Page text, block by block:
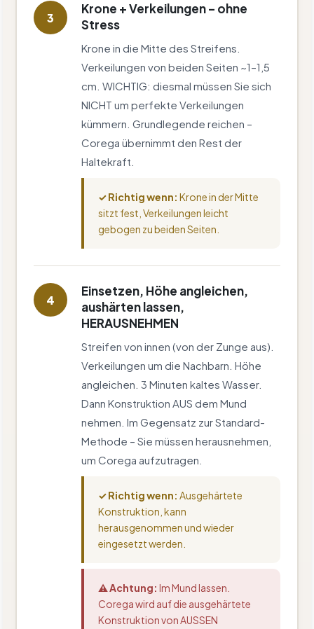
3
Krone + Verkeilungen – ohne
Stress
Krone in die Mitte des Streifens.
Verkeilungen von beiden Seiten ~1–1,5
cm. WICHTIG: diesmal müssen Sie sich
NICHT um perfekte Verkeilungen
kümmern. Grundlegende reichen –
Corega übernimmt den Rest der
Haltekraft.
✓ Richtig wenn: Krone in der Mitte
sitzt fest, Verkeilungen leicht
gebogen zu beiden Seiten.
4
Einsetzen, Höhe angleichen,
aushärten lassen,
HERAUSNEHMEN
Streifen von innen (von der Zunge aus).
Verkeilungen um die Nachbarn. Höhe
angleichen. 3 Minuten kaltes Wasser.
Dann Konstruktion AUS dem Mund
nehmen. Im Gegensatz zur Standard-
Methode – Sie müssen herausnehmen,
um Corega aufzutragen.
✓ Richtig wenn: Ausgehärtete
Konstruktion, kann
herausgenommen und wieder
eingesetzt werden.
⚠ Achtung: Im Mund lassen.
Corega wird auf die ausgehärtete
Konstruktion von AUSSEN